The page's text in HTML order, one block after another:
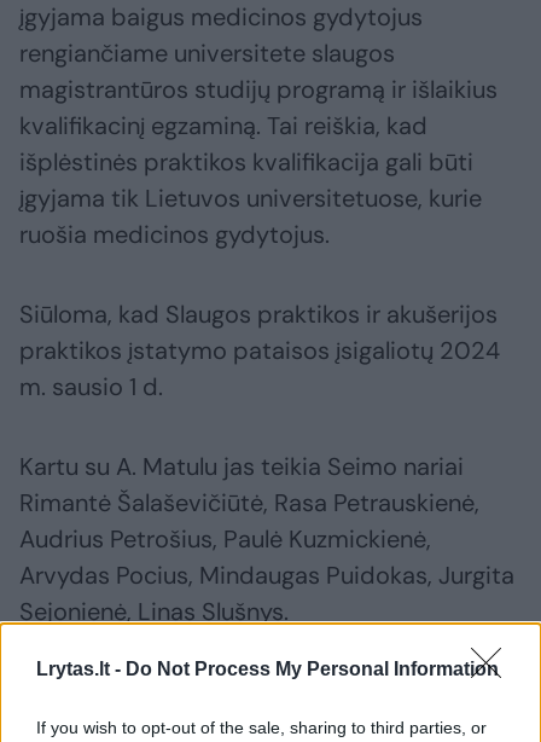
Lrytas.lt - Do Not Process My Personal Information
If you wish to opt-out of the sale, sharing to third parties, or
įgyjama baigus medicinos gydytojus
rengiančiame universitete slaugos
magistrantūros studijų programą ir išlaikius
kvalifikacinį egzaminą. Tai reiškia, kad
išplėstinės praktikos kvalifikacija gali būti
įgyjama tik Lietuvos universitetuose, kurie
ruošia medicinos gydytojus.
Siūloma, kad Slaugos praktikos ir akušerijos
praktikos įstatymo pataisos įsigaliotų 2024
m. sausio 1 d.
Kartu su A. Matulu jas teikia Seimo nariai
Rimantė Šalaševičiūtė, Rasa Petrauskienė,
Audrius Petrošius, Paulė Kuzmickienė,
Arvydas Pocius, Mindaugas Puidokas, Jurgita
Sejonienė, Linas Slušnys.